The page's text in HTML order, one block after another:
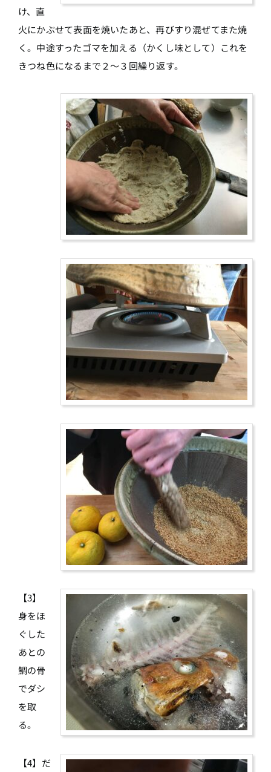
け、直
火にかぶせて表面を焼いたあと、再びすり混ぜてまた焼
く。中途すったゴマを加える（かくし味として）これを
きつね色になるまで２～３回繰り返す。
【3】
身をほ
ぐした
あとの
鯛の骨
でダシ
を取
る。
【4】だ